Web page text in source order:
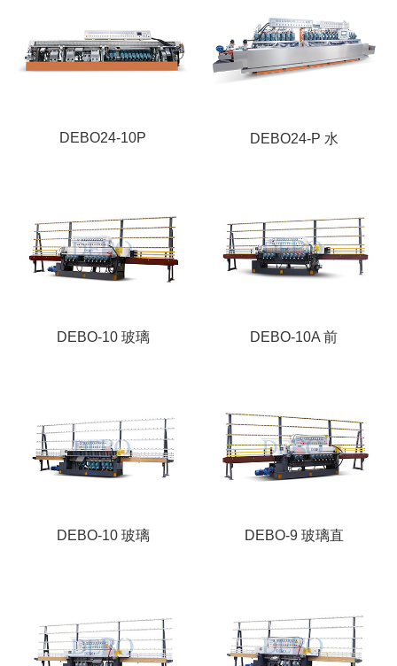
DEBO24-10P DEBO24-P 水
DEBO-10 玻璃 DEBO-10A 前
DEBO-10 玻璃 DEBO-9 玻璃直